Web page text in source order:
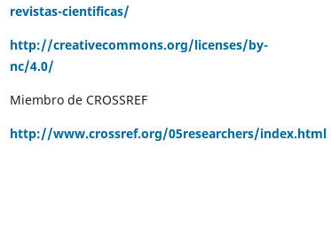
revistas-cientificas/
http://creativecommons.org/licenses/by-
nc/4.0/
Miembro de CROSSREF
http://www.crossref.org/05researchers/index.html